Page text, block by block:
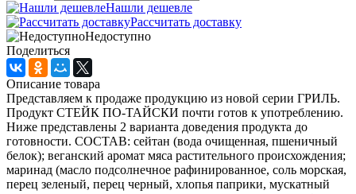
Нашли дешевле
Рассчитать доставку
Недоступно
Поделиться
Описание товара
Представляем к продаже продукцию из новой серии ГРИЛЬ.
Продукт СТЕЙК ПО-ТАЙСКИ почти готов к употреблению.
Ниже представлены 2 варианта доведения продукта до
готовности. СОСТАВ: сейтан (вода очищенная, пшеничный
белок); веганский аромат мяса растительного происхождения;
маринад (масло подсолнечное рафинированное, соль морская,
перец зеленый, перец черный, хлопья паприки, мускатный